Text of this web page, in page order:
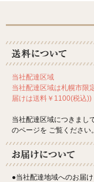
当社配達区域
当社配達区域は札幌市限
届けは送料￥1100(税込))
当社配達区域につきまし
のページを ご覧ください。
●当社配達地域へのお届け